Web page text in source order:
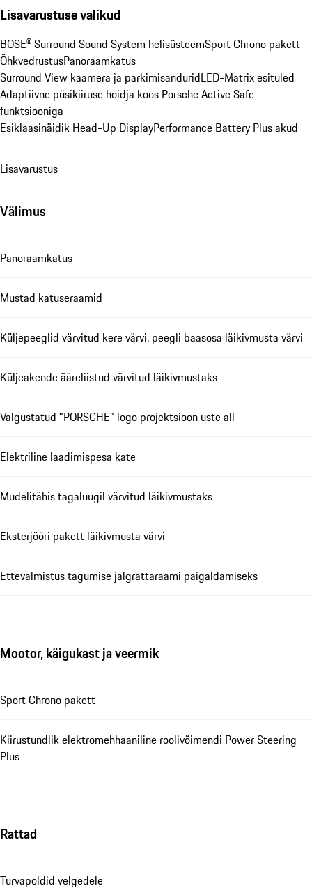
Lisavarustuse valikud
BOSE® Surround Sound System helisüsteemSport Chrono pakett
ÕhkvedrustusPanoraamkatus
Surround View kaamera ja parkimisanduridLED-Matrix esituled
Adaptiivne püsikiiruse hoidja koos Porsche Active Safe
funktsiooniga
Esiklaasinäidik Head-Up DisplayPerformance Battery Plus akud
Lisavarustus
Välimus
Panoraamkatus
Mustad katuseraamid
Küljepeeglid värvitud kere värvi, peegli baasosa läikivmusta värvi
Küljeakende ääreliistud värvitud läikivmustaks
Valgustatud "PORSCHE" logo projektsioon uste all
Elektriline laadimispesa kate
Mudelitähis tagaluugil värvitud läikivmustaks
Eksterjööri pakett läikivmusta värvi
Ettevalmistus tagumise jalgrattaraami paigaldamiseks
Mootor, käigukast ja veermik
Sport Chrono pakett
Kiirustundlik elektromehhaaniline roolivõimendi Power Steering
Plus
Rattad
Turvapoldid velgedele